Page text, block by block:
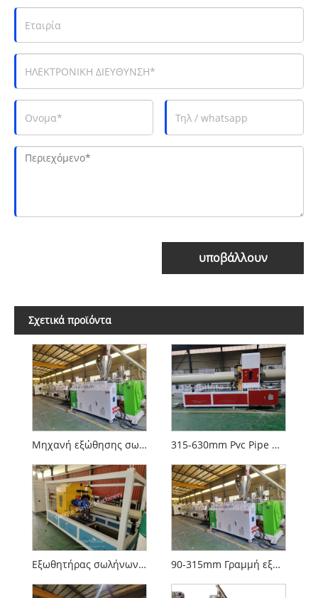
υποβάλλουν
Σχετικά προϊόντα
Μηχανή εξώθησης σωλήνων PVC Yongte 315-630mm Pvc Pipe Manufacturing
Εξωθητήρας σωλήνων PVC 90-315mm Γραμμή εξώθησης σωλήνα αποστράγγισης PVC